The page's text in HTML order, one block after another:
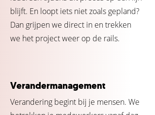
blijft. En loopt iets niet zoals gepland?
Dan grijpen we direct in en trekken
we het project weer op de rails.
Verandermanagement
Verandering begint bij je mensen. We